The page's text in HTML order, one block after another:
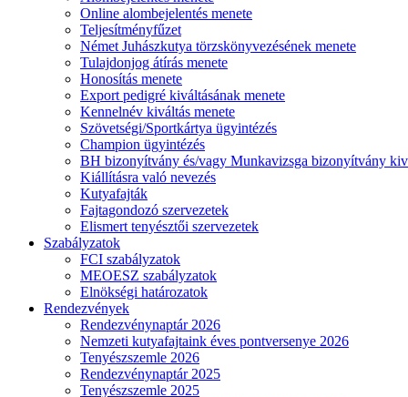
Online alombejelentés menete
Teljesítményfűzet
Német Juhászkutya törzskönyvezésének menete
Tulajdonjog átírás menete
Honosítás menete
Export pedigré kiváltásának menete
Kennelnév kiváltás menete
Szövetségi/Sportkártya ügyintézés
Champion ügyintézés
BH bizonyítvány és/vagy Munkavizsga bizonyítvány
Kiállításra való nevezés
Kutyafajták
Fajtagondozó szervezetek
Elismert tenyésztői szervezetek
Szabályzatok
FCI szabályzatok
MEOESZ szabályzatok
Elnökségi határozatok
Rendezvények
Rendezvénynaptár 2026
Nemzeti kutyafajtaink éves pontversenye 2026
Tenyészszemle 2026
Rendezvénynaptár 2025
Tenyészszemle 2025